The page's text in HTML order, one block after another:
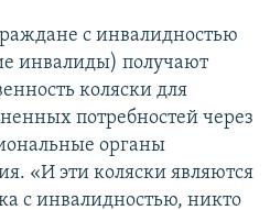
с инвалидностью
инвалиды) получают
коляски для
потребностей через
органы
«И эти коляски являются
с инвалидностью, никто